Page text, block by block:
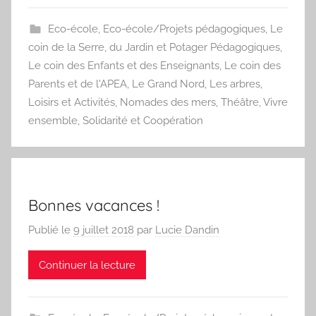
Eco-école, Eco-école/Projets pédagogiques, Le
coin de la Serre, du Jardin et Potager Pédagogiques,
Le coin des Enfants et des Enseignants, Le coin des
Parents et de l'APEA, Le Grand Nord, Les arbres,
Loisirs et Activités, Nomades des mers, Théâtre,Vivre
ensemble, Solidarité et Coopération
Bonnes vacances !
Publié le 9 juillet 2018 par Lucie Dandin
Continuer la lecture